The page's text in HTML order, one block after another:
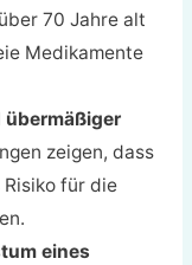
70 Jahre alt
Medikamente
übermäßiger
zeigen, dass
Risiko für die
eines